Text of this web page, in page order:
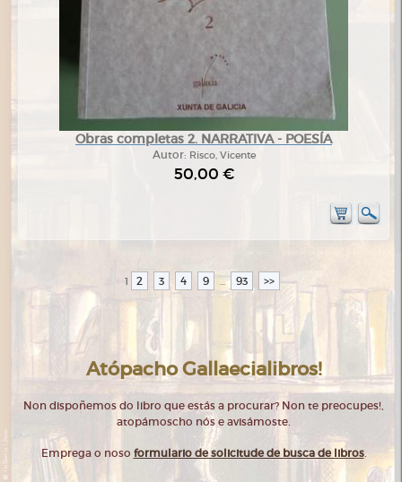
Obras completas 2. NARRATIVA - POESÍA
Autor: Risco, Vicente
50,00 €
1 2 3 4 9 ... 93 >>
Atópacho Gallaecialibros!
Non dispoñemos do libro que estás a procurar? Non te preocupes!,
atopámoscho nós e avisámoste.
Emprega o noso formulario de solicitude de busca de libros.